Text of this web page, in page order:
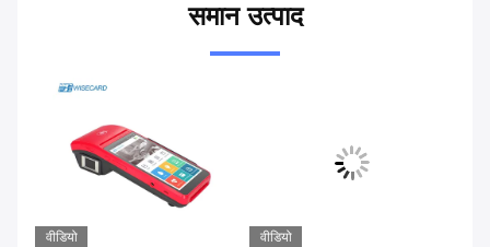
समान उत्पाद
वीडियो वीडियो